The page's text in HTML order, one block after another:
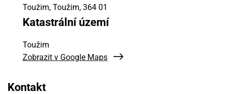
Toužim, Toužim, 364 01
Katastrální území
Toužim
Zobrazit v Google Maps
Kontakt